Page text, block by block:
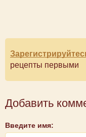
рецепты первыми
Добавить
Введите имя: